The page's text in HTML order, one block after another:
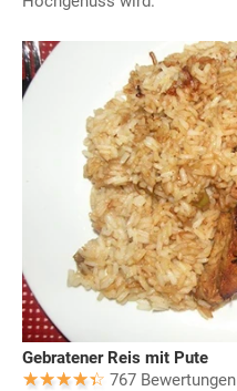
Gebratener Reis mit Pute
767 Bewertungen